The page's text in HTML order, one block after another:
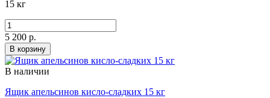
15 кг
5 200 р.
В корзину
В наличии
Ящик апельсинов кисло-сладких 15 кг